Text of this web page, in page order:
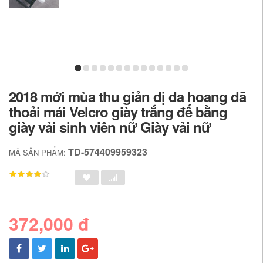
2018 mới mùa thu giản dị da hoang dã
thoải mái Velcro giày trắng đế bằng
giày vải sinh viên nữ Giày vải nữ
MÃ SẢN PHẨM: TD-574409959323
372,000 đ